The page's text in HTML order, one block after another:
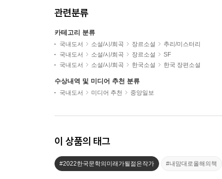
관련분류
카테고리 분류
국내도서 소설/시/희곡 장르소설
추리/미스터리
국내도서
소설/시/희곡 장르소설
SF
국내도서
소설/시/희곡 한국소설 한국 장편소설
수상내역 및 미디어 추천 분류
국내도서 미디어 추천 중앙일보
이 상품의 태그
#2022한국문학의미래가될젊은작가 #내맘대로올해의책